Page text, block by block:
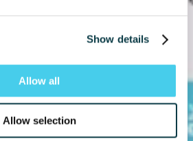
Show details
Allow all
Allow selection